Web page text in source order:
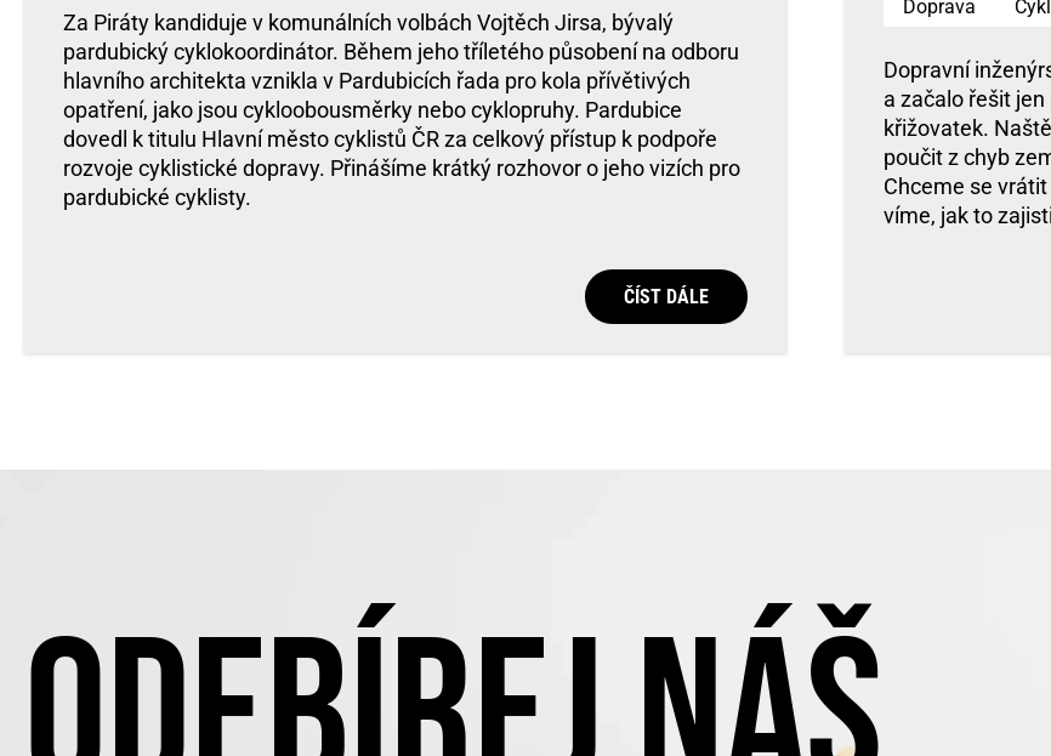
Za Piráty kandiduje v komunálních volbách Vojtěch Jirsa, bývalý
pardubický cyklokoordinátor. Během jeho tříletého působení na odboru
hlavního architekta vznikla v Pardubicích řada pro kola přívětivých
opatření, jako jsou cykloobousměrky nebo cyklopruhy. Pardubice
dovedl k titulu Hlavní město cyklistů ČR za celkový přístup k podpoře
rozvoje cyklistické dopravy. Přinášíme krátký rozhovor o jeho vizích pro
pardubické cyklisty.
ČÍST DÁLE
Doprava
Dopravní
a začalo řešit
křižovatek.
poučit z chyb
Chceme se
víme, jak to